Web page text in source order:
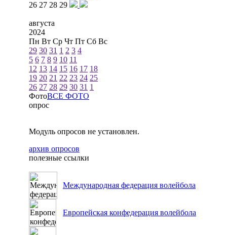
26 27 28 29
августа
2024
Пн Вт Ср Чт Пт Сб Вс
29 30 31 1 2 3 4
5 6 7 8 9 10 11
12 13 14 15 16 17 18
19 20 21 22 23 24 25
26 27 28 29 30 31 1
ФотоВСЕ ФОТО
опрос
Модуль опросов не установлен.
архив опросов
полезные ссылки
Международная федерация волейбола
Европейская конфедерация волейбола